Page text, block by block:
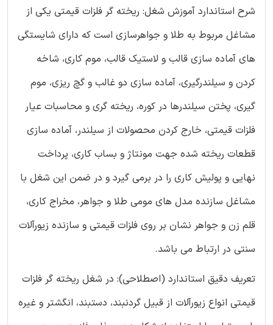
شرح استاندارد آموزش شغل: ریخته گر فلزات قیمتی یکی از
مشاغل مربوط به طلا و جواهرسازی است كه دارای شایستگی
های آماده سازی قالب و لاستیک قالب، موم كاری، شاخه
كردن و سیلندرگیری، آماده سازی دو غالب و گچ ریزی، موم
گیری، پختن سیلندرها در كوره، ریخته گری و محاسبات عیار
فلزات قیمتی، خارج كردن محصولات از سیلندر، آماده سازی
قطعات ریخته شده جهت مونتاژ و بساب كاری، پرداخت
نهایی و پولیش كاری را در برمی گیرد و در ضمن این شغل با
مشاغل سازنده مدل های مومی طلا و جواهر، مخراج كاری،
قلم زن و جواهر نشان بر روی فلزات قیمتی و سازنده زیورآلات
سنتی در ارتباط می باشد.
تعریف دقیق استاندارد (اصطلاحی): در شغل ریخته گر فلزات
قیمتی انواع زیورآلات از قبیل گردنبند، دستبند، انگشتر و غیره